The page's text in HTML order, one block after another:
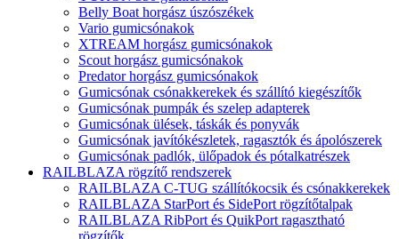
Belly Boat horgász úszószékek
Vario gumicsónakok
XTREAM horgász gumicsónakok
Scout horgász gumicsónakok
Predator horgász gumicsónakok
Gumicsónak csónakkerekek és szállító kiegészítők
Gumicsónak pumpák és szelep adapterek
Gumicsónak ülések, táskák és ponyvák
Gumicsónak javítókészletek, ragasztók és ápolószerek
Gumicsónak padlók, ülőpadok és pótalkatrészek
RAILBLAZA rögzítő rendszerek
RAILBLAZA C-TUG szállítókocsik és csónakkerekek
RAILBLAZA StarPort és SidePort rögzítőtalpak
RAILBLAZA RibPort és QuikPort ragasztható